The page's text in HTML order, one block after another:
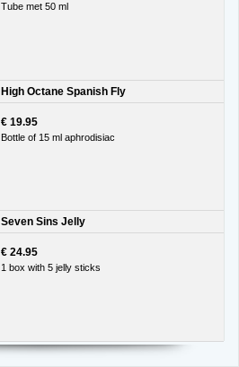
Tube met 50 ml
High Octane Spanish Fly
€ 19.95
Bottle of 15 ml aphrodisiac
Seven Sins Jelly
€ 24.95
1 box with 5 jelly sticks